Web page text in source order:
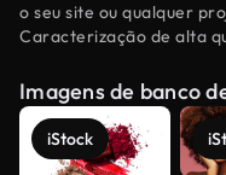
o seu site ou qualquer
Caracterização de alta
Imagens de banco
iStock